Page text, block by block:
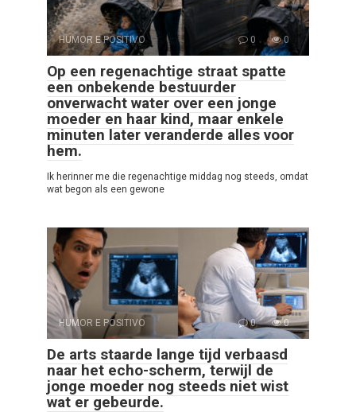
HUMOR E POSITIVO 0 0
Op een regenachtige straat spatte
een onbekende bestuurder
onverwacht water over een jonge
moeder en haar kind, maar enkele
minuten later veranderde alles voor
hem.
Ik herinner me die regenachtige middag nog steeds, omdat
wat begon als een gewone
HUMOR E POSITIVO 0 0
De arts staarde lange tijd verbaasd
naar het echo-scherm, terwijl de
jonge moeder nog steeds niet wist
wat er gebeurde.